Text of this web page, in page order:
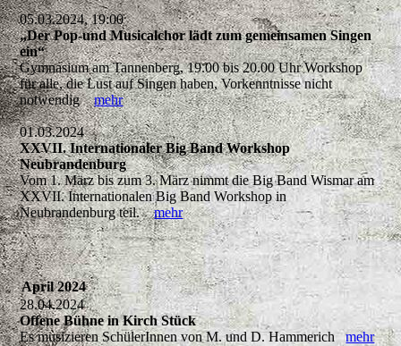
05.03.2024, 19:00
„Der Pop-und Musicalchor lädt zum gemeinsamen Singen
ein“
Gymnasium am Tannenberg, 19.00 bis 20.00 Uhr Workshop
für alle, die Lust auf Singen haben, Vorkenntnisse nicht
notwendigmehr
01.03.2024
XXVII. Internationaler Big Band Workshop
Neubrandenburg
Vom 1. März bis zum 3. März nimmt die Big Band Wismar am
XXVII. Internationalen Big Band Workshop in
Neubrandenburg teil.mehr
April 2024
28.04.2024
Offene Bühne in Kirch Stück
Es musizieren SchülerInnen von M. und D. Hammerichmehr